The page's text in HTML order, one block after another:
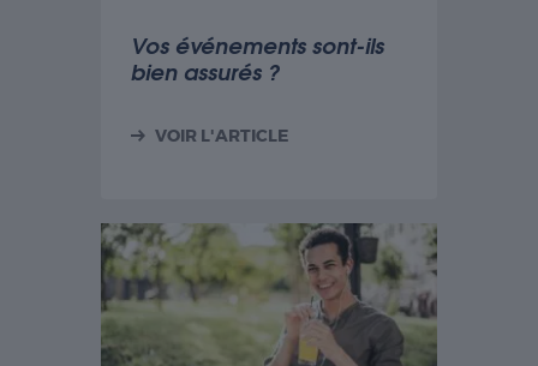
Vos événements sont-ils
bien assurés ?
VOIR L'ARTICLE